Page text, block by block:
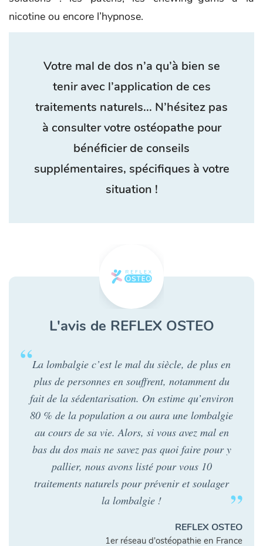
nicotine ou encore l’hypnose.
Votre mal de dos n’a qu’à bien se
tenir avec l’application de ces
traitements naturels... N’hésitez pas
à consulter votre ostéopathe pour
bénéficier de conseils
supplémentaires, spécifiques à votre
situation !
L'avis de REFLEX OSTEO
La lombalgie c’est le mal du siècle, de plus en
plus de personnes en souffrent, notamment du
fait de la sédentarisation. On estime qu’environ
80 % de la population a ou aura une lombalgie
au cours de sa vie. Alors, si vous avez mal en
bas du dos mais ne savez pas quoi faire pour y
pallier, nous avons listé pour vous 10
traitements naturels pour prévenir et soulager
la lombalgie !
REFLEX OSTEO
1er réseau d'ostéopathie en France